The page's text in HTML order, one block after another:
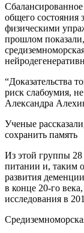
общего состояния
физическими
прошлом
“Доказательства
риск слабоумия,
Александра
Ученые
сохранить память
Из этой группы
питании и, таким
развития
в конце 20-го
исследования в